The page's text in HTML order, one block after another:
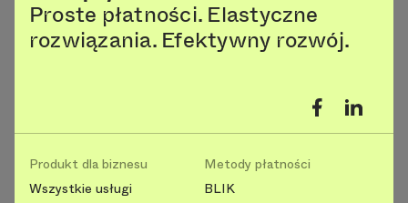
Proste płatności. Elastyczne
rozwiązania. Efektywny rozwój.
Produkt dla biznesu
Wszystkie usługi
Metody płatności
BLIK